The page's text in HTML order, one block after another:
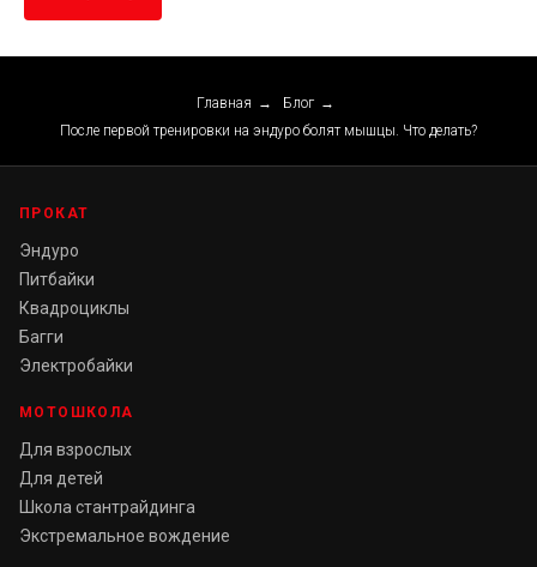
Главная → Блог →
После первой тренировки на эндуро болят мышцы. Что делать?
ПРОКАТ
Эндуро
Питбайки
Квадроциклы
Багги
Электробайки
МОТОШКОЛА
Для взрослых
Для детей
Школа стантрайдинга
Экстремальное вождение